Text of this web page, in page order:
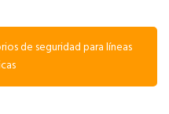
de seguridad para líneas